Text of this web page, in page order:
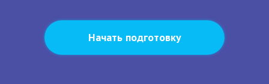
Начать подготовку